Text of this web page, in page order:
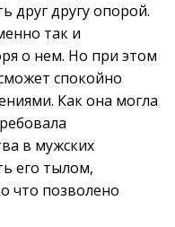
друг другу опорой.
так и
о нем. Но при этом
спокойно
Как она могла
в мужских
его тылом,
что позволено